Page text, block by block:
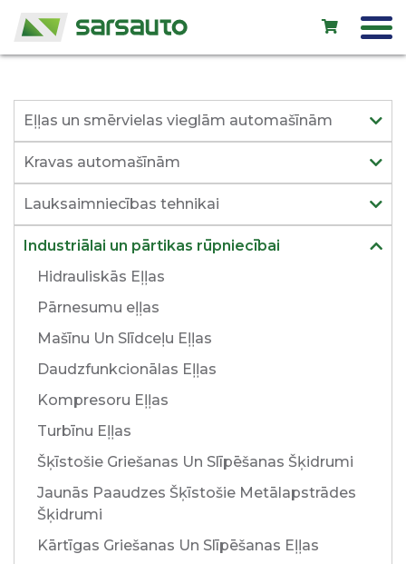
Exol eļļas
Autoserviss
Noma
Veikals
Lietoti auto
Kontakti
Eļļas un smērvielas vieglām automašīnām
Kravas automašīnām
Lauksaimniecības tehnikai
Industriālai un pārtikas rūpniecībai
Hidrauliskās Eļļas
Pārnesumu eļļas
Mašīnu Un Slīdceļu Eļļas
Daudzfunkcionālas Eļļas
Kompresoru Eļļas
Turbīnu Eļļas
Šķīstošie Griešanas Un Slīpēšanas Šķidrumi
Jaunās Paaudzes Šķīstošie Metālapstrādes
Šķidrumi
Kārtīgas Griešanas Un Slīpēšanas Eļļas